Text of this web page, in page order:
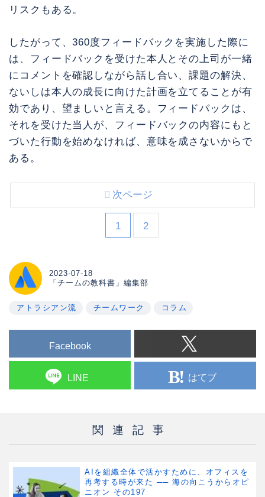
リスクもある。
したがって、360度フィードバックを実施した際に
は、フィードバックを受けた本人とその上司が一緒
にコメントを確認しながら話し合い、課題の解決、
ないしは本人の成長に向けた計画を立てることが有
効であり、望ましいと言える。フィードバックは、
それを受けた当人が、フィードバックの内容にもと
づいた行動を始めなければ、意味を成さないからで
ある。
1 2
次ページ
2023-07-18
「チームの教科書」編集部
アトラシアン流 チームワーク コラム
Facebook
LINE はてブ
関連記事
AIを組織全体で活かすために、オフィスを
再考する時が来た ── 海の向こうからオピ
ニオン その197